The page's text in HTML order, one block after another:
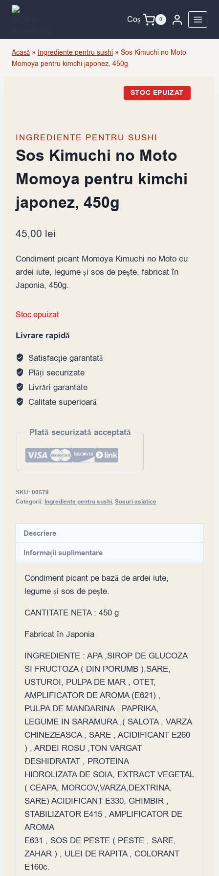
Skip
Coș 0
Acasă » Ingrediente pentru sushi » Sos Kimuchi no Moto
Momoya pentru kimchi japonez, 450g
STOC EPUIZAT
INGREDIENTE PENTRU SUSHI
Sos Kimuchi no Moto
Momoya pentru kimchi
japonez, 450g
45,00 lei
Condiment picant Momoya Kimuchi no Moto cu
ardei iute, legume și sos de pește, fabricat în
Japonia, 450g.
Stoc epuizat
Livrare rapidă
Satisfacție garantată
Plăți securizate
Livrări garantate
Calitate superioară
Plată securizată acceptată
SKU: 00579
Categorii: Ingrediente pentru sushi,Sosuri asiatice
Descriere
Informații suplimentare
Condiment picant pe bază de ardei iute,
legume și sos de pește.
CANTITATE NETA : 450 g
Fabricat în Japonia
INGREDIENTE : APA ,SIROP DE GLUCOZA
SI FRUCTOZA ( DIN PORUMB ),SARE,
USTUROI, PULPA DE MAR , OTET,
AMPLIFICATOR DE AROMA (E621) ,
PULPA DE MANDARINA , PAPRIKA,
LEGUME IN SARAMURA ,( SALOTA , VARZA
CHINEZEASCA , SARE , ACIDIFICANT E260
) , ARDEI ROSU ,TON VARGAT
DESHIDRATAT , PROTEINA
HIDROLIZATA DE SOIA, EXTRACT VEGETAL
( CEAPA, MORCOV,VARZA,DEXTRINA,
SARE) ACIDIFICANT E330, GHIMBIR ,
STABILIZATOR E415 , AMPLIFICATOR DE
AROMA
E631 , SOS DE PESTE ( PESTE , SARE,
ZAHAR ) , ULEI DE RAPITA , COLORANT
E160c.